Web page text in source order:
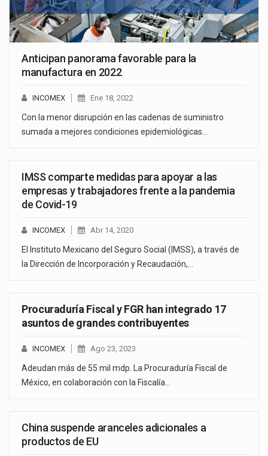
Anticipan panorama favorable para la
manufactura en 2022
INCOMEX Ene 18, 2022
Con la menor disrupción en las cadenas de suministro
sumada a mejores condiciones epidemiológicas…
IMSS comparte medidas para apoyar a las
empresas y trabajadores frente a la pandemia
de Covid-19
INCOMEX Abr 14, 2020
El Instituto Mexicano del Seguro Social (IMSS), a través de
la Dirección de Incorporación y Recaudación,…
Procuraduría Fiscal y FGR han integrado 17
asuntos de grandes contribuyentes
INCOMEX Ago 23, 2023
Adeudan más de 55 mil mdp. La Procuraduría Fiscal de
México, en colaboración con la Fiscalía…
China suspende aranceles adicionales a
productos de EU